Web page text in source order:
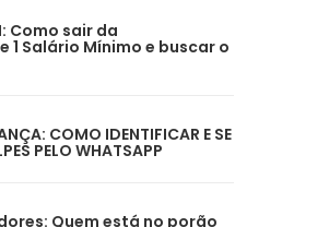
Como sair da
1 Salário Mínimo e buscar o
COMO IDENTIFICAR E SE
PELO WHATSAPP
Quem está no porão